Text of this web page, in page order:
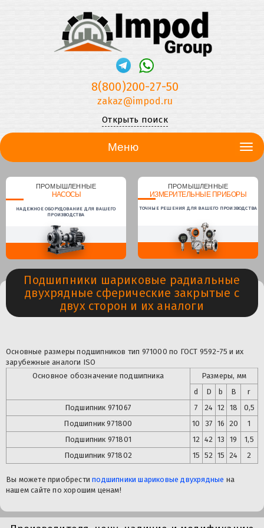
8(800)200-27-50
zakaz@impod.ru
Открыть поиск
Меню
ПРОМЫШЛЕННЫЕ
НАСОСЫ
НАДЕЖНОЕ ОБОРУДОВАНИЕ ДЛЯ ВАШЕГО
ПРОИЗВОДСТВА
ПРОМЫШЛЕННЫЕ
ИЗМЕРИТЕЛЬНЫЕ ПРИБОРЫ
ТОЧНЫЕ РЕШЕНИЯ ДЛЯ ВАШЕГО ПРОИЗВОДСТВА
Подшипники шариковые радиальные
двухрядные сферические закрытые с
двух сторон и их аналоги
Основные размеры подшипников тип 971000 по ГОСТ 9592-75 и их
зарубежные аналоги ISO
Основное обозначение подшипника
Размеры, мм
d
D b B
r
Подшипник 971067
7 24 12 18
0,5
Подшипник971800 10 37 16 20
1
Подшипник 971801 12 42 13 19
1,5
Подшипник 971802 15 52 15 24 2
Вы можете приобрестиподшипники шариковые двухрядные на
нашем сайте по хорошим ценам!